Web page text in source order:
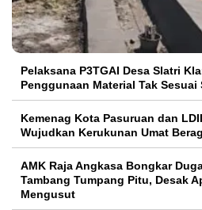
Pelaksana P3TGAI Desa Slatri
Penggunaan Material Tak Sesuai
Kemenag Kota Pasuruan dan
Wujudkan Kerukunan Umat
AMK Raja Angkasa Bongkar
Tambang Tumpang Pitu, Desak
Mengusut